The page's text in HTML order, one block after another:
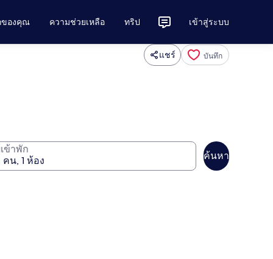
ของคุณ ความช่วยเหลือ ทริป เข้าสู่ระบบ
แชร์ บันทึก
ข้าพัก
ค้นหา